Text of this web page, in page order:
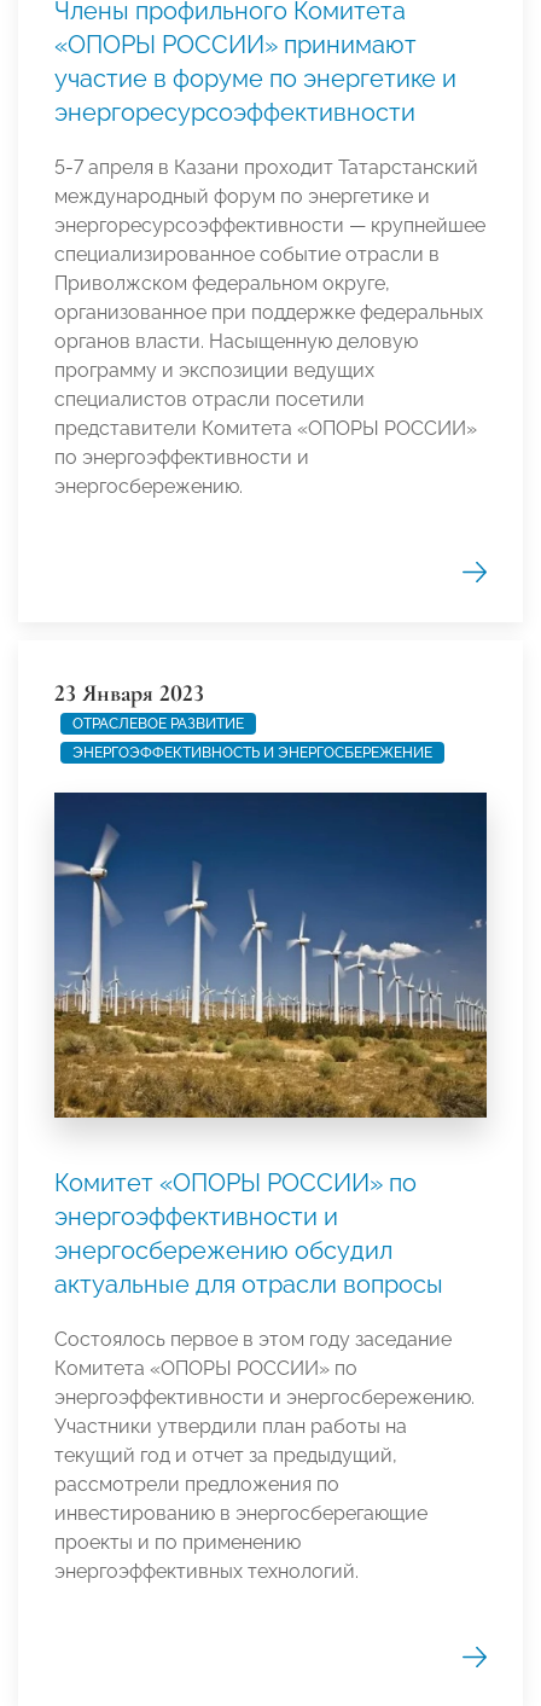
Члены профильного Комитета
«ОПОРЫ РОССИИ» принимают
участие в форуме по энергетике и
энергоресурсоэффективности
5-7 апреля в Казани проходит Татарстанский
международный форум по энергетике и
энергоресурсоэффективности — крупнейшее
специализированное событие отрасли в
Приволжском федеральном округе,
организованное при поддержке федеральных
органов власти. Насыщенную деловую
программу и экспозиции ведущих
специалистов отрасли посетили
представители Комитета «ОПОРЫ РОССИИ»
по энергоэффективности и
энергосбережению.
23 Января 2023
ОТРАСЛЕВОЕ РАЗВИТИЕ
ЭНЕРГОЭФФЕКТИВНОСТЬ И ЭНЕРГОСБЕРЕЖЕНИЕ
Комитет «ОПОРЫ РОССИИ» по
энергоэффективности и
энергосбережению обсудил
актуальные для отрасли вопросы
Состоялось первое в этом году заседание
Комитета «ОПОРЫ РОССИИ» по
энергоэффективности и энергосбережению.
Участники утвердили план работы на
текущий год и отчет за предыдущий,
рассмотрели предложения по
инвестированию в энергосберегающие
проекты и по применению
энергоэффективных технологий.